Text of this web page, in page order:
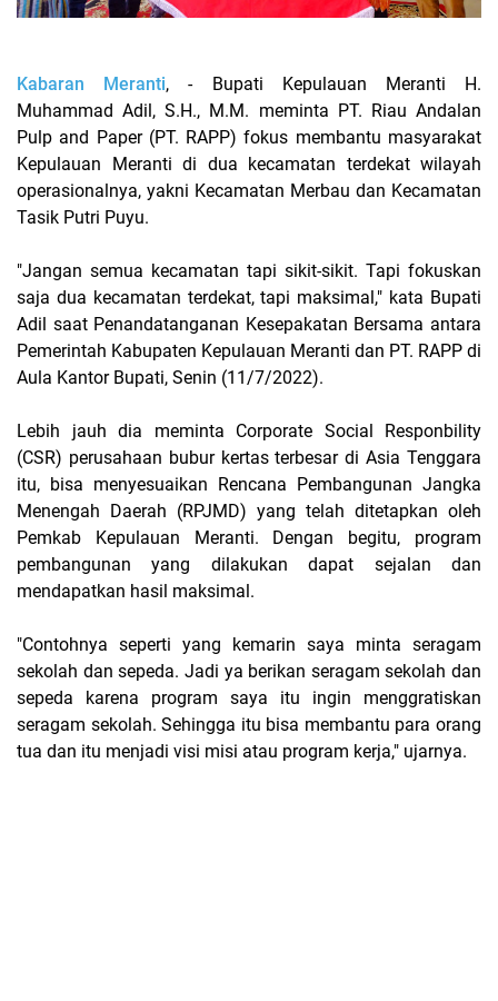
Kabaran Meranti, - Bupati Kepulauan Meranti H.
Muhammad Adil, S.H., M.M. meminta PT. Riau Andalan
Pulp and Paper (PT. RAPP) fokus membantu masyarakat
Kepulauan Meranti di dua kecamatan terdekat wilayah
operasionalnya, yakni Kecamatan Merbau dan Kecamatan
Tasik Putri Puyu.
"Jangan semua kecamatan tapi sikit-sikit. Tapi fokuskan
saja dua kecamatan terdekat, tapi maksimal," kata Bupati
Adil saat Penandatanganan Kesepakatan Bersama antara
Pemerintah Kabupaten Kepulauan Meranti dan PT. RAPP di
Aula Kantor Bupati, Senin (11/7/2022).
Lebih jauh dia meminta Corporate Social Responbility
(CSR) perusahaan bubur kertas terbesar di Asia Tenggara
itu, bisa menyesuaikan Rencana Pembangunan Jangka
Menengah Daerah (RPJMD) yang telah ditetapkan oleh
Pemkab Kepulauan Meranti. Dengan begitu, program
pembangunan yang dilakukan dapat sejalan dan
mendapatkan hasil maksimal.
"Contohnya seperti yang kemarin saya minta seragam
sekolah dan sepeda. Jadi ya berikan seragam sekolah dan
sepeda karena program saya itu ingin menggratiskan
seragam sekolah. Sehingga itu bisa membantu para orang
tua dan itu menjadi visi misi atau program kerja," ujarnya.